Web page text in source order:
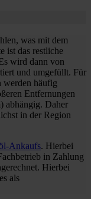
was mit dem
ist das restliche
wird dann von
und umgefüllt. Für
werden häufig
Entfernungen
abhängig. Daher
in der Region
Ankaufs. Hierbei
in Zahlung
Hierbei
als